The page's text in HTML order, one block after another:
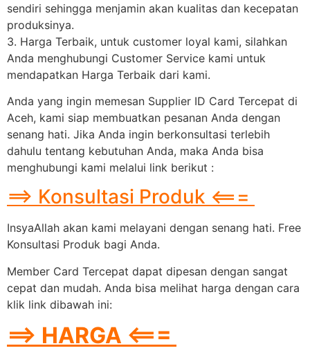
sendiri sehingga menjamin akan kualitas dan kecepatan
produksinya.
3. Harga Terbaik, untuk customer loyal kami, silahkan
Anda menghubungi Customer Service kami untuk
mendapatkan Harga Terbaik dari kami.
Anda yang ingin memesan Supplier ID Card Tercepat di
Aceh, kami siap membuatkan pesanan Anda dengan
senang hati. Jika Anda ingin berkonsultasi terlebih
dahulu tentang kebutuhan Anda, maka Anda bisa
menghubungi kami melalui link berikut :
==> Konsultasi Produk <===
InsyaAllah akan kami melayani dengan senang hati. Free
Konsultasi Produk bagi Anda.
Member Card Tercepat dapat dipesan dengan sangat
cepat dan mudah. Anda bisa melihat harga dengan cara
klik link dibawah ini:
==> HARGA <===